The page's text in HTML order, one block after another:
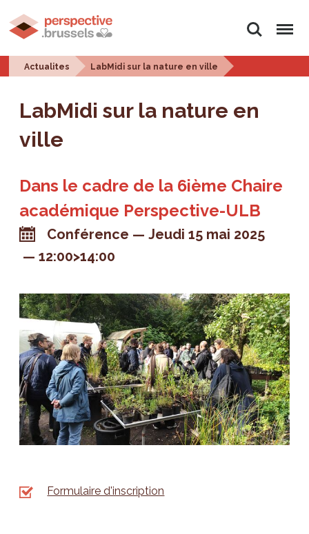
Rechercher
Menu
Actualites LabMidi sur la nature en ville
LabMidi sur la nature en
ville
Dans le cadre de la 6ième Chaire
académique Perspective-ULB
Conférence
Jeudi 15 mai 2025
12:00>14:00
Formulaire d'inscription